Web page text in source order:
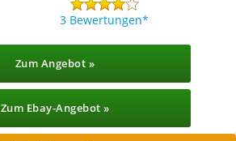
3 Bewertungen
Zum Angebot »
Zum Ebay-Angebot »